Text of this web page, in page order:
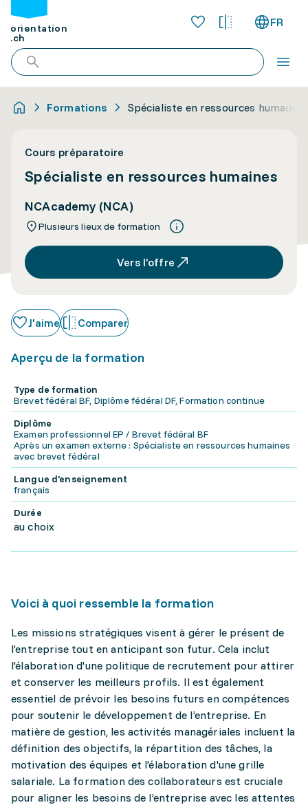
orientation
.ch
FR
Formations Spécialiste en ressources humaines
Cours préparatoire
Spécialiste en ressources humaines
NCAcademy (NCA)
Plusieurs lieux de formation
Vers l’offre
J'aime Comparer
Aperçu de la formation
Type de formation
Brevet fédéral BF, Diplôme fédéral DF, Formation continue
Diplôme
Examen professionnel EP / Brevet fédéral BF
Après un examen externe : Spécialiste en ressources humaines
avec brevet fédéral
Langue d'enseignement
français
Durée
au choix
Voici à quoi ressemble la formation
Les missions stratégiques visent à gérer le présent de
l’entreprise tout en anticipant son futur. Cela inclut
l'élaboration d'une politique de recrutement pour attirer
et conserver les meilleurs profils. Il est également
essentiel de prévoir les besoins futurs en compétences
pour soutenir le développement de l’entreprise. En
matière de gestion, les activités managériales incluent la
définition des objectifs, la répartition des tâches, la
motivation des équipes et l'élaboration d'une grille
salariale. La formation des collaborateurs est cruciale
pour aligner les besoins de l’entreprise avec les attentes